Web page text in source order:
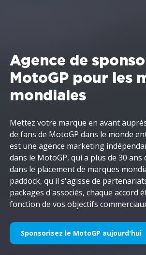
Agence de
MotoGP pour les
mondiales
Mettez votre marque en avant
de fans de MotoGP dans le monde
est une agence marketing
dans le MotoGP, qui a plus de 30 ans
dans le placement de marques
paddock, qu'il s'agisse de
packages d'associés, chaque accord
fonction de vos objectifs
Sponsorisez le MotoGP aujourd'hui